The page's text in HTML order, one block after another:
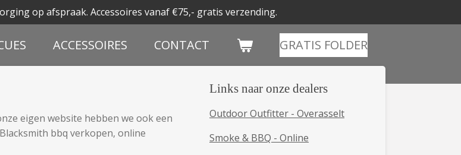
op afspraak. Accessoires vanaf €75,- gratis verzending.
ACCESSOIRES CONTACT GRATIS FOLDER
eigen website hebben we ook een
bbq verkopen, online
Links naar onze dealers
Outdoor Outfitter - Overasselt
Smoke & BBQ - Online